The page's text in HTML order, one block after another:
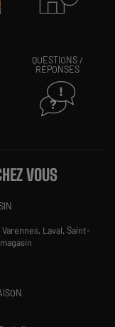
QUESTIONS /
RÉPONSES
VOUS
Varennes, Laval,Saint-